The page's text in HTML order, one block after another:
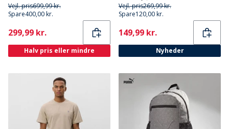
Vejl. pris699,99 kr.
Spare400,00 kr.
Current
299,99 kr.
Halv pris eller mindre
Vejl. pris269,99 kr.
Spare120,00 kr.
Current
149,99 kr.
Nyheder